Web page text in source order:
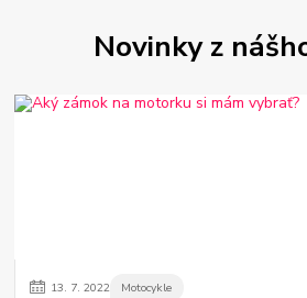
Novinky z
13. 7. 2022 Motocykle